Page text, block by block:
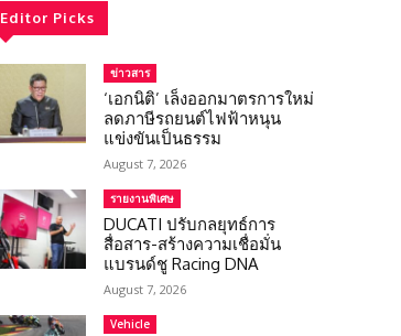
Editor Picks
ข่าวสาร
‘เอกนิติ’ เล็งออกมาตรการใหม่
ลดภาษีรถยนต์ไฟฟ้าหนุน
แข่งขันเป็นธรรม
August 7, 2026
รายงานพิเศษ
DUCATI ปรับกลยุทธ์การ
สื่อสาร-สร้างความเชื่อมั่น
แบรนด์ชู Racing DNA
August 7, 2026
Vehicle